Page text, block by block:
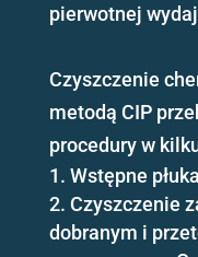
pierwotnej
Czyszczenie
metodą CIP
procedury w
Wstępne
Czyszczenie
dobranym i